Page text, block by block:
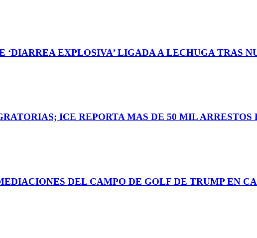
EXPLOSIVA’ LIGADA A LECHUGA TRAS
ICE REPORTA MAS DE 50 MIL ARRESTOS
DEL CAMPO DE GOLF DE TRUMP EN